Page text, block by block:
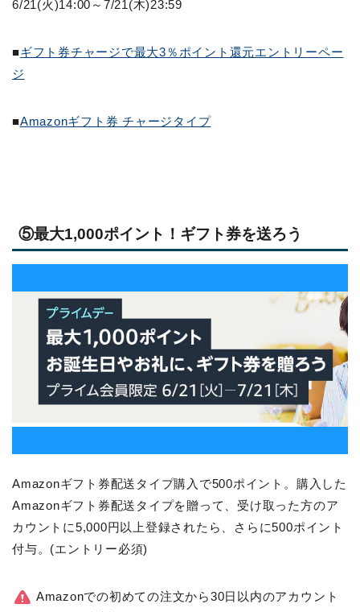
6/21(火)14:00～7/21(木)23:59
■ギフト券チャージで最大3％ポイント還元エントリーペー
ジ
■Amazonギフト券 チャージタイプ
⑤最大1,000ポイント！ギフト券を送ろう
Amazonギフト券配送タイプ購入で500ポイント。購入した
Amazonギフト券配送タイプを贈って、受け取った方のア
カウントに5,000円以上登録されたら、さらに500ポイント
付与。(エントリー必須)
Amazonでの初めての注文から30日以内のアカウント